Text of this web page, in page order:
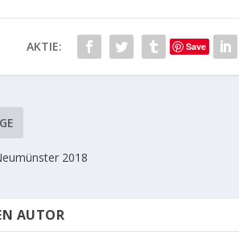
AKTIE: Save
2018
AUTOR